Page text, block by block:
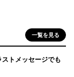
一覧を見る
トメッセージでも